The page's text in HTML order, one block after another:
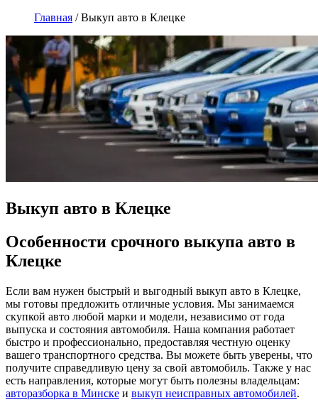
Главная /Выкуп авто в Клецке
Выкуп авто в Клецке
Особенности срочного выкупа авто в
Клецке
Если вам нужен быстрый и выгодный выкуп авто в Клецке,
мы готовы предложить отличные условия. Мы занимаемся
скупкой авто любой марки и модели, независимо от года
выпуска и состояния автомобиля. Наша компания работает
быстро и профессионально, предоставляя честную оценку
вашего транспортного средства. Вы можете быть уверены, что
получите справедливую цену за свой автомобиль. Также у нас
есть направления, которые могут быть полезны владельцам:
авторазборка в Минске и выкуп неисправных автомобилей.